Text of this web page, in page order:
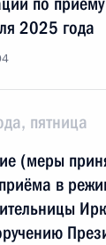
2025 года
пятница
(меры
в